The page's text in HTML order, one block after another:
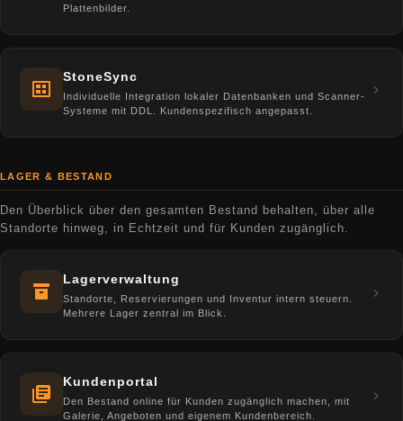
Plattenbilder.
StoneSync
Individuelle Integration lokaler Datenbanken und Scanner-
Systeme mit DDL. Kundenspezifisch angepasst.
LAGER & BESTAND
Den Überblick über den gesamten Bestand behalten, über alle
Standorte hinweg, in Echtzeit und für Kunden zugänglich.
Lagerverwaltung
Standorte, Reservierungen und Inventur intern steuern.
Mehrere Lager zentral im Blick.
Kundenportal
Den Bestand online für Kunden zugänglich machen, mit
Galerie, Angeboten und eigenem Kundenbereich.